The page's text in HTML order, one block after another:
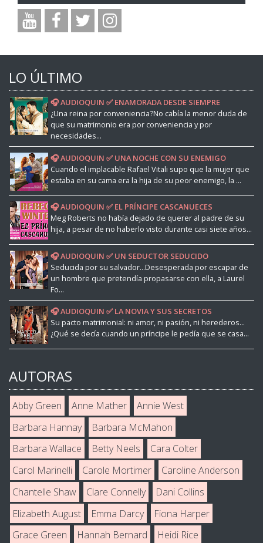
LO ÚLTIMO
🎧 AUDIOQUIN ✅ ENAMORADA DESDE SIEMPRE
¿Una reina por conveniencia?No cabía la menor duda de
que su matrimonio era por conveniencia y por
necesidades...
🎧 AUDIOQUIN ✅ UNA NOCHE CON SU ENEMIGO
Cuando el implacable Rafael Vitali supo que la mujer que
estaba en su cama era la hija de su peor enemigo, la ...
🎧 AUDIOQUIN ✅ EL PRÍNCIPE CASCANUECES
Meg Roberts no había dejado de querer al padre de su
hija, a pesar de no haberlo visto durante casi siete años...
🎧 AUDIOQUIN ✅ UN SEDUCTOR SEDUCIDO
Seducida por su salvador...Desesperada por escapar de
un hombre que pretendía propasarse con ella, a Laurel
Fo...
🎧 AUDIOQUIN ✅ LA NOVIA Y SUS SECRETOS
Su pacto matrimonial: ni amor, ni pasión, ni herederos...
¿Qué se decía cuando un príncipe le pedía que se casa...
AUTORAS
Abby Green Anne Mather
Annie West
Barbara Hannay
Barbara McMahon
Barbara Wallace
Betty Neels
Cara Colter
Carol Marinelli
Carole Mortimer
Caroline Anderson
Chantelle Shaw
Clare Connelly
Dani Collins
Elizabeth August
Emma Darcy
Fiona Harper
Grace Green
Hannah Bernard
Heidi Rice